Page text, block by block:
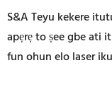
S&A Teyu kekere
apẹrẹ to ṣee gbe ati
fun ohun elo laser